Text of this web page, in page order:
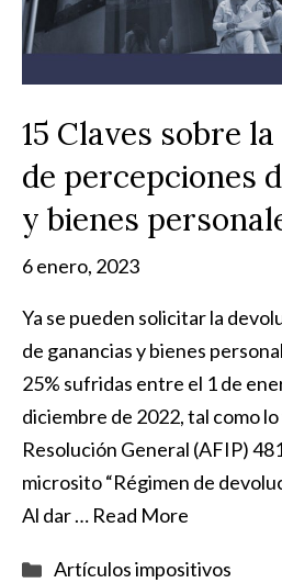
15 Claves sobre
de percepciones
y bienes
6 enero, 2023
Ya se pueden solicitar la
de ganancias y bienes
25% sufridas entre el 1 de
diciembre de 2022, tal como
Resolución General (AFIP)
microsito “Régimen de
Al dar … Read More
Categorías
Artículos impositivos